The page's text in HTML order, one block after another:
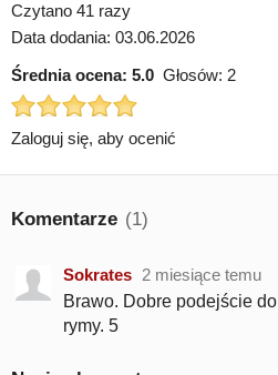
Czytano 41 razy
Data dodania: 03.06.2026
Średnia ocena: 5.0 Głosów: 2
Zaloguj się, aby ocenić
Komentarze (1)
Sokrates 2 miesiące temu
Brawo. Dobre podejście
rymy. 5